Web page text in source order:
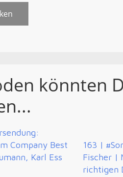
könnten
Company Best
Karl Ess
163 |
Fischer |
richtigen